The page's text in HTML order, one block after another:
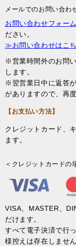
メールでのお問い合わ
お問い合わせフォーム
ださい。
≫お問い合わせはこ
※営業時間外のお問
します。
※翌営業日中に返答
がありますので、再
【お支払い方法】
クレジットカード、
ます。
＜クレジットカードの
VISA、MASTER、
だけます。
すべて電子決済で行
様控えは存在しませ